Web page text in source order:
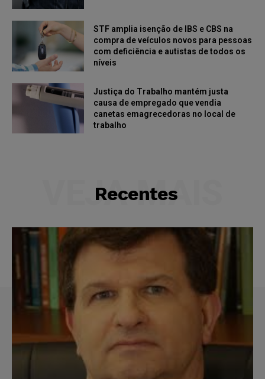
STF amplia isenção de IBS e CBS na
compra de veículos novos para pessoas
com deficiência e autistas de todos os
níveis
Justiça do Trabalho mantém justa
causa de empregado que vendia
canetas emagrecedoras no local de
trabalho
Recentes
VEJA MAIS